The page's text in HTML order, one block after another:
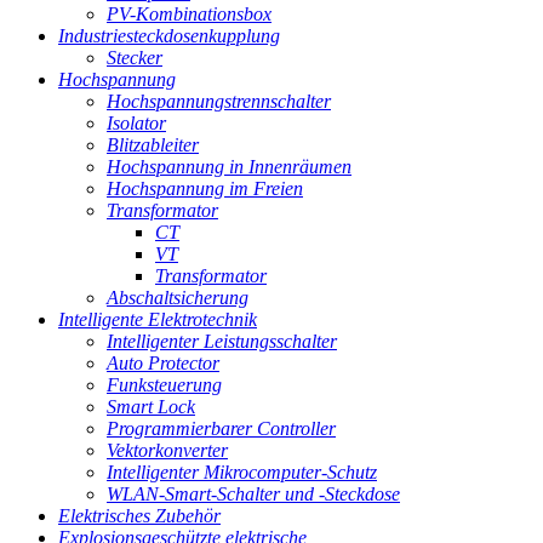
PV-Kombinationsbox
Industriesteckdosenkupplung
Stecker
Hochspannung
Hochspannungstrennschalter
Isolator
Blitzableiter
Hochspannung in Innenräumen
Hochspannung im Freien
Transformator
CT
VT
Transformator
Abschaltsicherung
Intelligente Elektrotechnik
Intelligenter Leistungsschalter
Auto Protector
Funksteuerung
Smart Lock
Programmierbarer Controller
Vektorkonverter
Intelligenter Mikrocomputer-Schutz
WLAN-Smart-Schalter und -Steckdose
Elektrisches Zubehör
Explosionsgeschützte elektrische